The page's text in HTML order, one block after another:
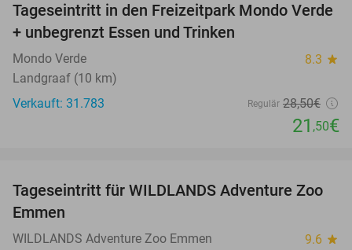
25%
Tageseintritt in den Freizeitpark Mondo Verde
+ unbegrenzt Essen und Trinken
Mondo Verde 8.3 star
Landgraaf (10 km)
Verkauft: 31.783
Regulär 28,50€
21 ,50€
24%
Tageseintritt für WILDLANDS Adventure Zoo
Emmen
WILDLANDS Adventure Zoo Emmen 9.6 star